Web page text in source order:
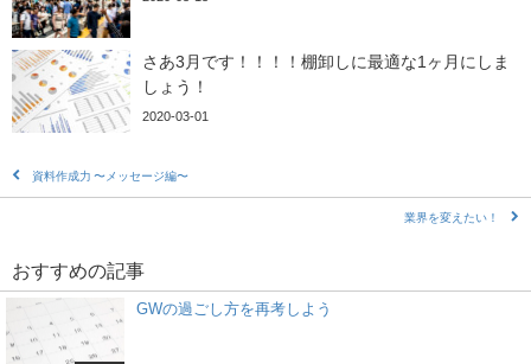
さあ3月です！！！！棚卸しに最適な1ヶ月にしま
しょう！
2020-03-01
資料作成力 〜メッセージ編〜
業界を変えたい！
おすすめの記事
GWの過ごし方を再考しよう